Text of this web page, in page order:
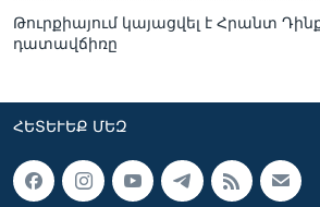
Թուրքիայում կայացվել է Հրանտ
դատավճիռը
ՀԵՏԵՒԵՔ ՄԵԶ